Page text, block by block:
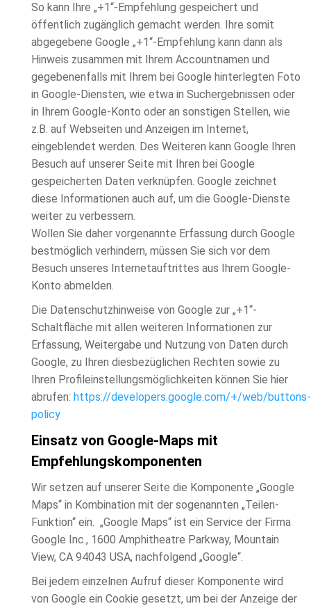
So kann Ihre „+1“-Empfehlung gespeichert und
öffentlich zugänglich gemacht werden. Ihre somit
abgegebene Google „+1“-Empfehlung kann dann als
Hinweis zusammen mit Ihrem Accountnamen und
gegebenenfalls mit Ihrem bei Google hinterlegten Foto
in Google-Diensten, wie etwa in Suchergebnissen oder
in Ihrem Google-Konto oder an sonstigen Stellen, wie
z.B. auf Webseiten und Anzeigen im Internet,
eingeblendet werden. Des Weiteren kann Google Ihren
Besuch auf unserer Seite mit Ihren bei Google
gespeicherten Daten verknüpfen. Google zeichnet
diese Informationen auch auf, um die Google-Dienste
weiter zu verbessern.
Wollen Sie daher vorgenannte Erfassung durch Google
bestmöglich verhindern, müssen Sie sich vor dem
Besuch unseres Internetauftrittes aus Ihrem Google-
Konto abmelden.
Die Datenschutzhinweise von Google zur „+1“-
Schaltfläche mit allen weiteren Informationen zur
Erfassung, Weitergabe und Nutzung von Daten durch
Google, zu Ihren diesbezüglichen Rechten sowie zu
Ihren Profileinstellungsmöglichkeiten können Sie hier
abrufen: https://developers.google.com/+/web/buttons-
policy
Einsatz von Google-Maps mit
Empfehlungskomponenten
Wir setzen auf unserer Seite die Komponente „Google
Maps“ in Kombination mit der sogenannten „Teilen-
Funktion“ ein. „Google Maps“ ist ein Service der Firma
Google Inc., 1600 Amphitheatre Parkway, Mountain
View, CA 94043 USA, nachfolgend „Google“.
Bei jedem einzelnen Aufruf dieser Komponente wird
von Google ein Cookie gesetzt, um bei der Anzeige der